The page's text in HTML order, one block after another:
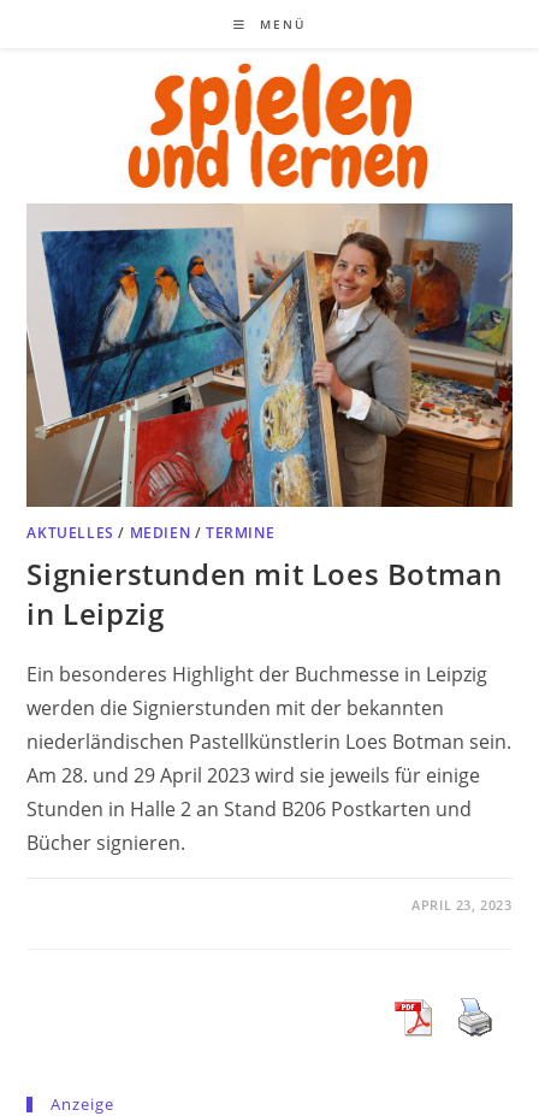
MENÜ
AKTUELLES / MEDIEN /TERMINE
Signierstunden mit Loes Botman
in Leipzig
Ein besonderes Highlight der Buchmesse in Leipzig
werden die Signierstunden mit der bekannten
niederländischen Pastellkünstlerin Loes Botman sein.
Am 28. und 29 April 2023 wird sie jeweils für einige
Stunden in Halle 2 an Stand B206 Postkarten und
Bücher signieren.
APRIL 23, 2023
Anzeige